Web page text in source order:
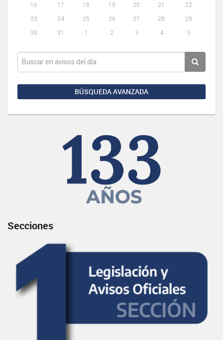
16
17 18 19 20 21
22
23
24 25 26 27 28
29
30
31 1 2 3 4 5
BÚSQUEDA AVANZADA
Secciones